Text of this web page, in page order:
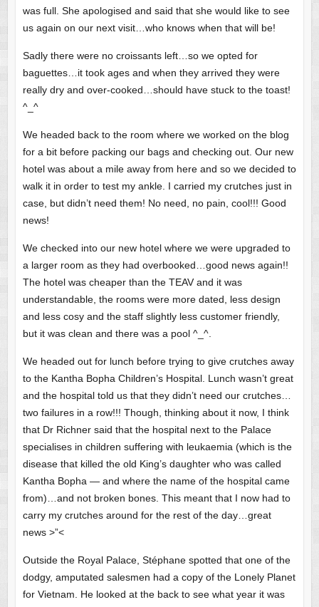
was full. She apologised and said that she would like to see
us again on our next visit…who knows when that will be!
Sadly there were no croissants left…so we opted for
baguettes…it took ages and when they arrived they were
really dry and over-cooked…should have stuck to the toast!
^_^
We headed back to the room where we worked on the blog
for a bit before packing our bags and checking out. Our new
hotel was about a mile away from here and so we decided to
walk it in order to test my ankle. I carried my crutches just in
case, but didn’t need them! No need, no pain, cool!!! Good
news!
We checked into our new hotel where we were upgraded to
a larger room as they had overbooked…good news again!!
The hotel was cheaper than the TEAV and it was
understandable, the rooms were more dated, less design
and less cosy and the staff slightly less customer friendly,
but it was clean and there was a pool ^_^.
We headed out for lunch before trying to give crutches away
to the Kantha Bopha Children’s Hospital. Lunch wasn’t great
and the hospital told us that they didn’t need our crutches…
two failures in a row!!! Though, thinking about it now, I think
that Dr Richner said that the hospital next to the Palace
specialises in children suffering with leukaemia (which is the
disease that killed the old King’s daughter who was called
Kantha Bopha — and where the name of the hospital came
from)…and not broken bones. This meant that I now had to
carry my crutches around for the rest of the day…great
news >”<
Outside the Royal Palace, Stéphane spotted that one of the
dodgy, amputated salesmen had a copy of the Lonely Planet
for Vietnam. He looked at the back to see what year it was